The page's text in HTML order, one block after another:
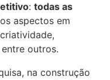
:todas as
aspectos em
outros.
na construção